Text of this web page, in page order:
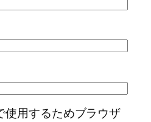
使用するためブラウザ